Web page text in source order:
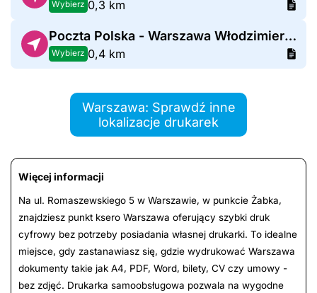
Wybierz 0,3 km
Poczta Polska - Warszawa Włodzimierza Perzyńskiego
Wybierz 0,4 km
Warszawa: Sprawdź inne
lokalizacje drukarek
Więcej informacji
Na ul. Romaszewskiego 5 w Warszawie, w punkcie Żabka,
znajdziesz punkt ksero Warszawa oferujący szybki druk
cyfrowy bez potrzeby posiadania własnej drukarki. To idealne
miejsce, gdy zastanawiasz się, gdzie wydrukować Warszawa
dokumenty takie jak A4, PDF, Word, bilety, CV czy umowy -
bez zdjęć. Drukarka samoobsługowa pozwala na wygodne